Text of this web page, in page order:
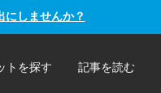
しませんか？
トを探す 記事を読む